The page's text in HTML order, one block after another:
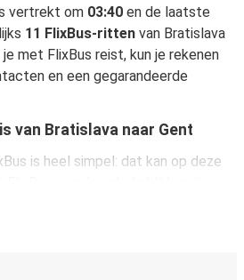
vertrekt om 03:40 en de laatste
11 FlixBus-ritten van Bratislava
je met FlixBus reist, kun je rekenen
en een gegarandeerde
van Bratislava naar Gent
is heel simpel: dat kan op deze
je ticket koopt van Bratislava